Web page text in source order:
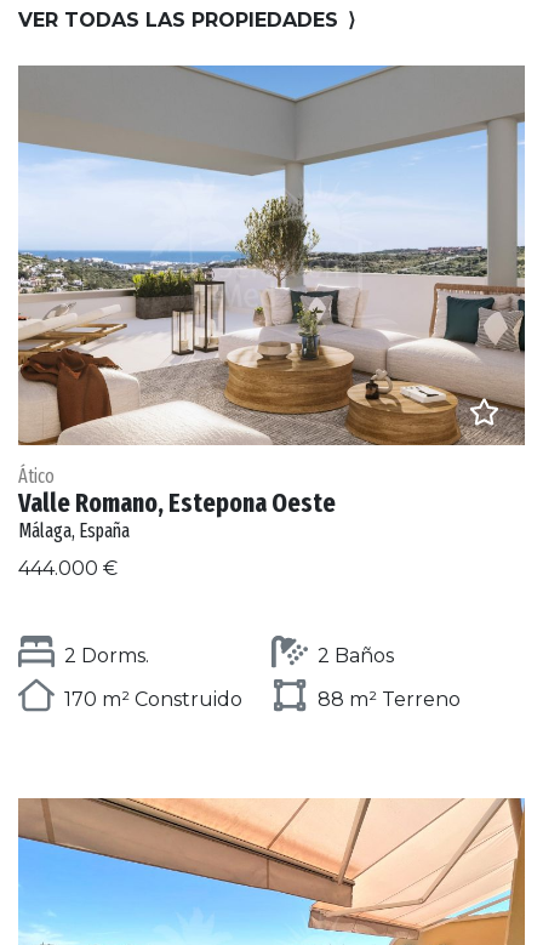
VER TODAS LAS PROPIEDADES ⟩
Ático
Valle Romano, Estepona Oeste
Málaga, España
444.000 €
2 Dorms.
2 Baños
170 m² Construido
88 m² Terreno